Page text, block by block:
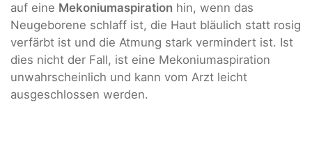
auf eine Mekoniumaspiration hin, wenn das
Neugeborene schlaff ist, die Haut bläulich statt rosig
verfärbt ist und die Atmung stark vermindert ist. Ist
dies nicht der Fall, ist eine Mekoniumaspiration
unwahrscheinlich und kann vom Arzt leicht
ausgeschlossen werden.